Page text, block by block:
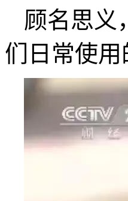
顾名思义
们日常使